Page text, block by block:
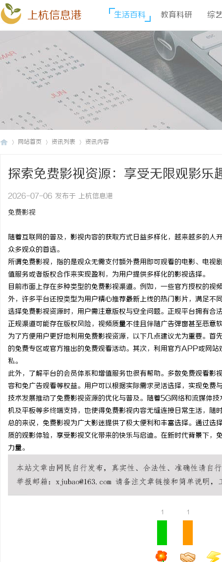
上杭信息港 生活百科 教育科研 综
网站首页 资讯列表 资讯内容
探索免费影视资源：享受无限观影乐
2026-07-06 发布于 上杭信息港
免费影视
随着互联网的普及，影视内容的获取方式日益多样化，越来越多的
众多观众的首选。
所谓免费影视，指的是观众无需支付额外费用即可观看的电影、电
值服务或者版权合作来实现盈利，为用户提供多样化的影视选择。
目前市面上存在多种类型的免费影视渠道。例如，一些官方授权的
外，许多平台还按类型为用户精心推荐最新上线的热门影片，满足不
选择免费影视资源时，用户需注意版权与安全问题。正规平台拥有
正规渠道可能存在版权风险，视频质量不佳且伴随广告弹窗甚至恶意
为了方便用户更好地利用免费影视资源，以下几点建议尤为重要。
的免费专区或官方推出的免费观看活动。其次，利用官方APP或网
私。
此外，了解平台的会员体系和增值服务也很有帮助。多数免费观看
容和免广告观看等权益。用户可以根据实际需求灵活选择，实现免费
技术发展推动了免费影视资源的优化与普及。随着5G网络和流媒体
机及平板等多终端支持，也使得免费影视内容无缝连接日常生活，随
总的来说，免费影视为广大影迷提供了极大便利和丰富选择。通过
质的观影体验，享受影视文化带来的快乐与启迪。在新时代背景下
力量。
1 1
揭秘！专业充电桩项目
哪些行业秘诀？